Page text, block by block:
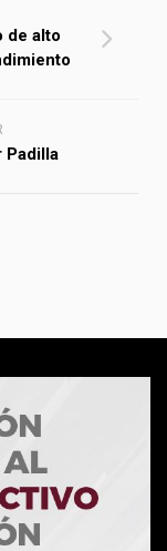
de alto
Padilla